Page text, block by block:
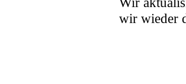
wir wieder